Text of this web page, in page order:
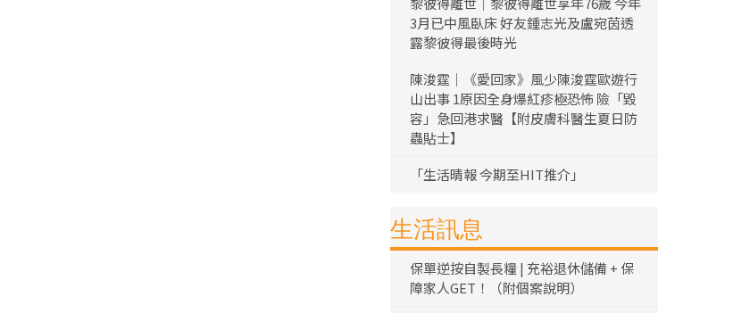
3月已中風臥床 好友鍾志光及盧宛茵透
露黎彼得最後時光
陳浚霆｜《愛回家》風少陳浚霆歐遊行
山出事 1原因全身爆紅疹極恐怖 險「毀
容」急回港求醫【附皮膚科醫生夏日防
蟲貼士】
「生活晴報 今期至HIT推介」
生活訊息
保單逆按自製長糧 | 充裕退休儲備 + 保
障家人GET！（附個案說明）